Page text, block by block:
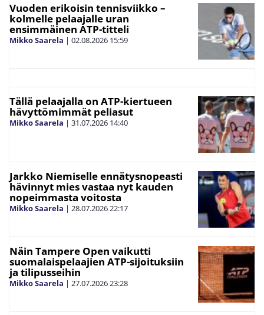
Vuoden erikoisin tennisviikko –
kolmelle pelaajalle uran
ensimmäinen ATP-titteli
Mikko Saarela | 02.08.2026 15:59
Tällä pelaajalla on ATP-kiertueen
hävyttömimmät peliasut
Mikko Saarela | 31.07.2026 14:40
Jarkko Niemiselle ennätysnopeasti
hävinnyt mies vastaa nyt kauden
nopeimmasta voitosta
Mikko Saarela | 28.07.202622:17
Näin Tampere Open vaikutti
suomalaispelaajien ATP-sijoituksiin
ja tilipusseihin
Mikko Saarela | 27.07.202623:28